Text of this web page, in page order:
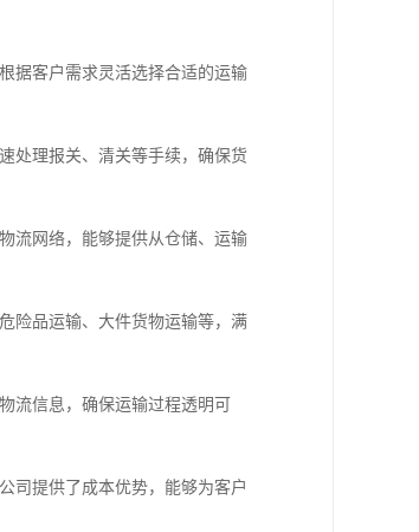
据客户需求灵活选择合适的运输
处理报关、清关等手续，确保货
流网络，能够提供从仓储、运输
险品运输、大件货物运输等，满
流信息，确保运输过程透明可
司提供了成本优势，能够为客户